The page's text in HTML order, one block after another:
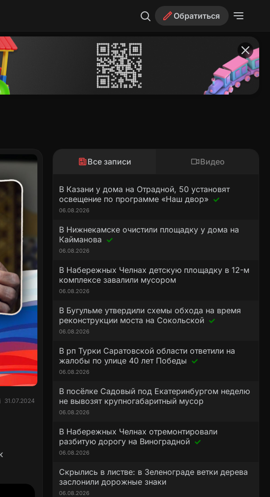
Обратиться
31.07.2024
Все записи Видео
В Казани у дома на Отрадной, 50 установят
освещение по программе «Наш двор»
06.08.2026
В Нижнекамске очистили площадку у дома на
Кайманова
06.08.2026
В Набережных Челнах детскую площадку в 12-м
комплексе завалили мусором
06.08.2026
В Бугульме утвердили схемы обхода на время
реконструкции моста на Сокольской
06.08.2026
В рп Турки Саратовской области ответили на
жалобы по улице 40 лет Победы
06.08.2026
В посёлке Садовый под Екатеринбургом неделю
не вывозят крупногабаритный мусор
06.08.2026
В Набережных Челнах отремонтировали
разбитую дорогу на Виноградной
06.08.2026
Скрылись в листве: в Зеленограде ветки дерева
заслонили дорожные знаки
06.08.2026